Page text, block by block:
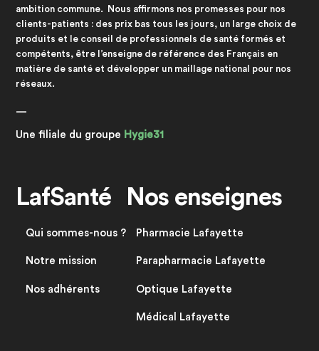
ambition commune. Nous affirmons nos promesses pour nos
clients-patients : des prix bas tous les jours, un large choix de
produits et le conseil de professionnels de santé formés et
compétents, être l’enseigne de référence des Français en
matière de santé et développer un maillage national pour nos
réseaux.
—
Une filiale du groupe Hygie31
LafSanté
Qui sommes-nous ?
Notre mission
Nos adhérents
Nos enseignes
Pharmacie Lafayette
Parapharmacie Lafayette
Optique Lafayette
Médical Lafayette